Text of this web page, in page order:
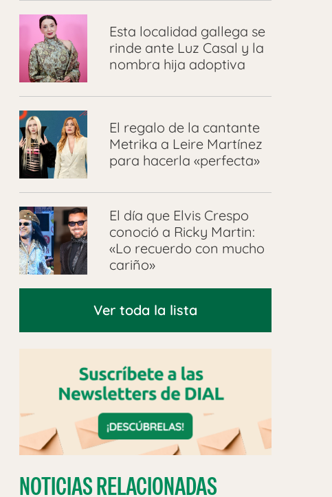
Esta localidad gallega se
rinde ante Luz Casal y la
nombra hija adoptiva
El regalo de la cantante
Metrika a Leire Martínez
para hacerla «perfecta»
El día que Elvis Crespo
conoció a Ricky Martin:
«Lo recuerdo con mucho
cariño»
Ver toda la lista
NOTICIAS RELACIONADAS